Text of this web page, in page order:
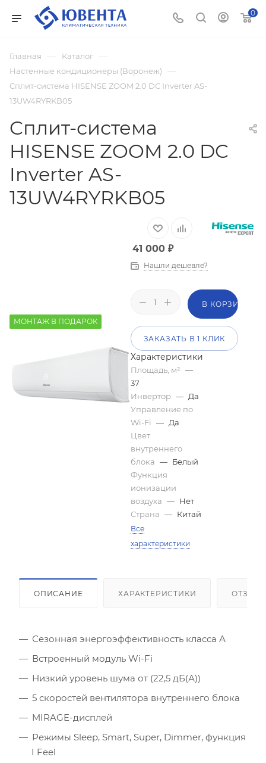
0
Главная — Каталог —
Настенные кондиционеры (Воронеж) —
Cплит-система HISENSE ZOOM 2.0 DC Inverter AS-
13UW4RYRKB05
Cплит-система
HISENSE ZOOM 2.0 DC
Inverter AS-
13UW4RYRKB05
МОНТАЖ В ПОДАРОК
41 000₽
Нашли дешевле?
В КОРЗИНУ
ЗАКАЗАТЬ В 1 КЛИК
Характеристики
Площадь, м² —
37
Инвертор — Да
Управление по
Wi-Fi
— Да
Цвет
внутреннего
блока — Белый
Функция
ионизации
воздуха — Нет
Страна — Китай
Все
характеристики
ОПИСАНИЕ ХАРАКТЕРИСТИКИ
Сезонная энергоэффективность класса А
Встроенный модуль Wi-Fi
Низкий уровень шума от (22,5 дБ(А))
5 скоростей вентилятора внутреннего блока
MIRAGE-дисплей
Режимы Sleep, Smart, Super, Dimmer, функция
I Feel
Площадь помещения (кв.м)
Инсоляция (степень освещенности солнцем)
Количество людей
Количество телевизоров